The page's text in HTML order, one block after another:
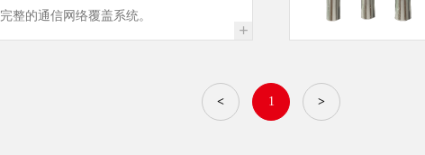
完整的通信网络覆盖系统。
+
< 1 >